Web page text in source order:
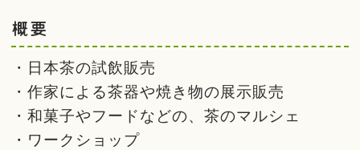
概要
・日本茶の試飲販売
・作家による茶器や焼き物の展示販売
・和菓子やフードなどの、茶のマルシェ
・ワークショップ